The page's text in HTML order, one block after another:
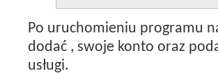
Po uruchomieniu programu
dodać , swoje konto oraz
usługi.